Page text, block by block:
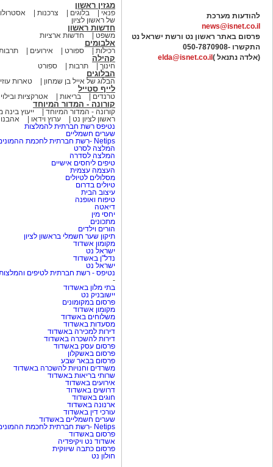
להודעות מערכת
news@isnet.co.il
פרסום באתר ראשון נט ורשת ישראל נט
התקשרו -050-7870908
(אלדה נתנאל ) elda@isnet.co.il
מגזין ראשון
פנאי בלוגים צרכנות
של ראשון לציון
חדשות ראשון
משפט חדשות ארציות
אלבומים
רכילות ספורט אירועים
קהילה
חינוך תרבות ספורט
הבלוגים
הבלוג של אייל בן שמחון טארות
לייף סטייל
טרנדים בריאות אטרקציות ובילוי
קורונה - המדור המיוחד
קורונה - המדור המיוחד
ייעוץ
ראשון לציון נט
ערוץ וידאו
נטיפס רשת חברתית להמלצות
שערים חשמליים
Netips -רשת חברתית לחכמת ההמונים
המלצה לסרט
המלצה לסדרה
טיפים ליחסים אישיים
העצמה עצמית
מסלולים לטיולים
טיולים בדרום
עיצוב הבית
טיפוח ואופנה
דיאטה
יחסי מין
מתכונים
הורים וילדים
תיקון שער חשמלי בראשון לציון
מקומון אשדוד
ישראל נט
נדל"ן באשדוד
ישראל נט
נטיפס - רשת חברתית לטיפים
-
בתי מלון באשדוד
יישובניק נט
פרסום במקומונים
מקומון אשדוד
משלוחים באשדוד
מסעדות באשדוד
דירות למכירה באשדוד
דירות להשכרה באשדוד
פרסום עסק באשדוד
פרסום באשקלון
פרסום בבאר שבע
משרדים וחנויות להשכרה באשדוד
שרותי בריאות באשדוד
אירועים באשדוד
דרושים באשדוד
חוגים באשדוד
ארנונה באשדוד
עורכי דין באשדוד
שערים חשמליים באשדוד
Netips -רשת חברתית לחכמת ההמונים
פרסום באשדוד
אשדוד נט ויקיפדיה
פרסום כתבה שיווקית
חולון נט